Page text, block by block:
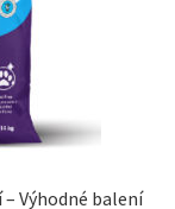
Výhodné balení